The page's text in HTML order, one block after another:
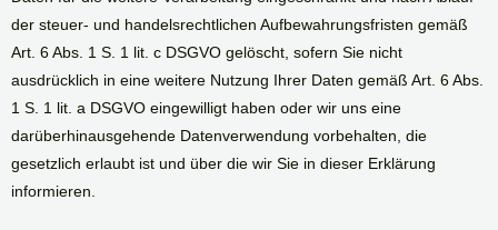
der steuer- und handelsrechtlichen Aufbewahrungsfristen gemäß
Art. 6 Abs. 1 S. 1 lit. c DSGVO gelöscht, sofern Sie nicht
ausdrücklich in eine weitere Nutzung Ihrer Daten gemäß Art. 6 Abs.
1 S. 1 lit. a DSGVO eingewilligt haben oder wir uns eine
darüberhinausgehende Datenverwendung vorbehalten, die
gesetzlich erlaubt ist und über die wir Sie in dieser Erklärung
informieren.